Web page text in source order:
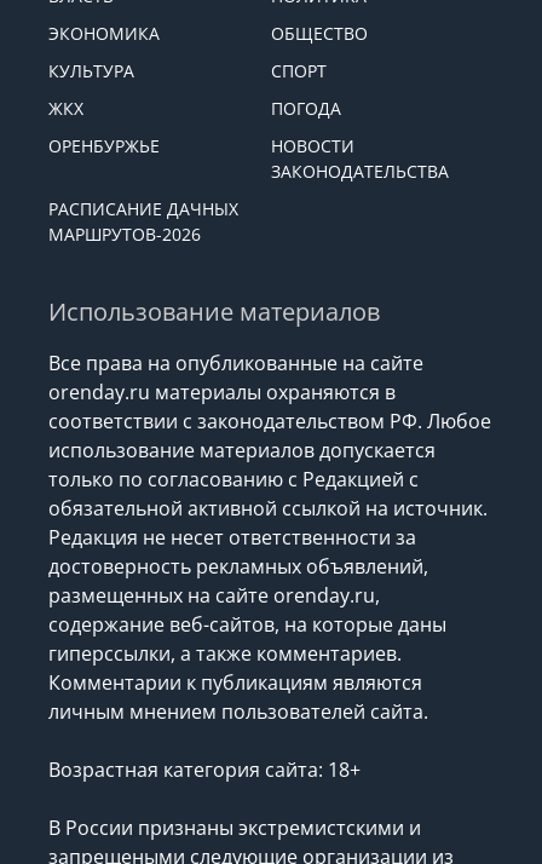
ЭКОНОМИКА
ОБЩЕСТВО
КУЛЬТУРА
СПОРТ
ЖКХ
ПОГОДА
ОРЕНБУРЖЬЕ
НОВОСТИ
ЗАКОНОДАТЕЛЬСТВА
РАСПИСАНИЕ ДАЧНЫХ
МАРШРУТОВ-2026
Использование материалов
Все права на опубликованные на сайте
orenday.ru материалы охраняются в
соответствии с законодательством РФ. Любое
использование материалов допускается
только по согласованию с Редакцией с
обязательной активной ссылкой на источник.
Редакция не несет ответственности за
достоверность рекламных объявлений,
размещенных на сайте orenday.ru,
содержание веб-сайтов, на которые даны
гиперссылки, а также комментариев.
Комментарии к публикациям являются
личным мнением пользователей сайта.
Возрастная категория сайта: 18+
В России признаны экстремистскими и
запрещеными следующие организации из